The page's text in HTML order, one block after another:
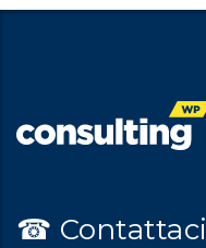
☎︎ Contattaci